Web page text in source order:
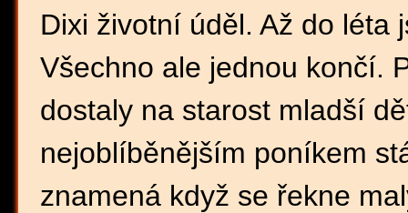
Dixi životní úděl. Až do léta
Všechno ale jednou končí.
dostaly na starost mladší
nejoblíběnějším poníkem
znamená když se řekne